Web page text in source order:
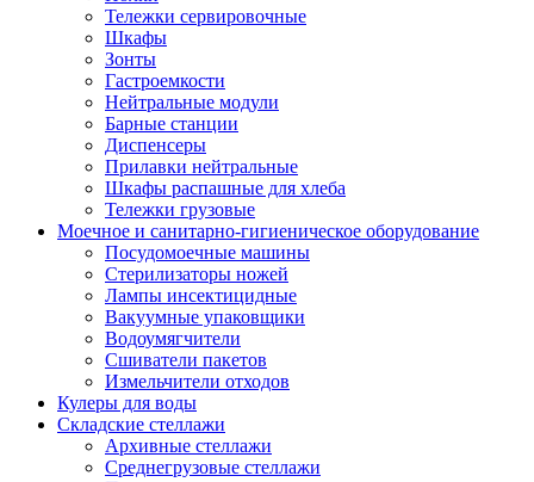
Тележки сервировочные
Шкафы
Зонты
Гастроемкости
Нейтральные модули
Барные станции
Диспенсеры
Прилавки нейтральные
Шкафы распашные для хлеба
Тележки грузовые
Моечное и санитарно-гигиеническое оборудование
Посудомоечные машины
Стерилизаторы ножей
Лампы инсектицидные
Вакуумные упаковщики
Водоумягчители
Сшиватели пакетов
Измельчители отходов
Кулеры для воды
Складские стеллажи
Архивные стеллажи
Среднегрузовые стеллажи